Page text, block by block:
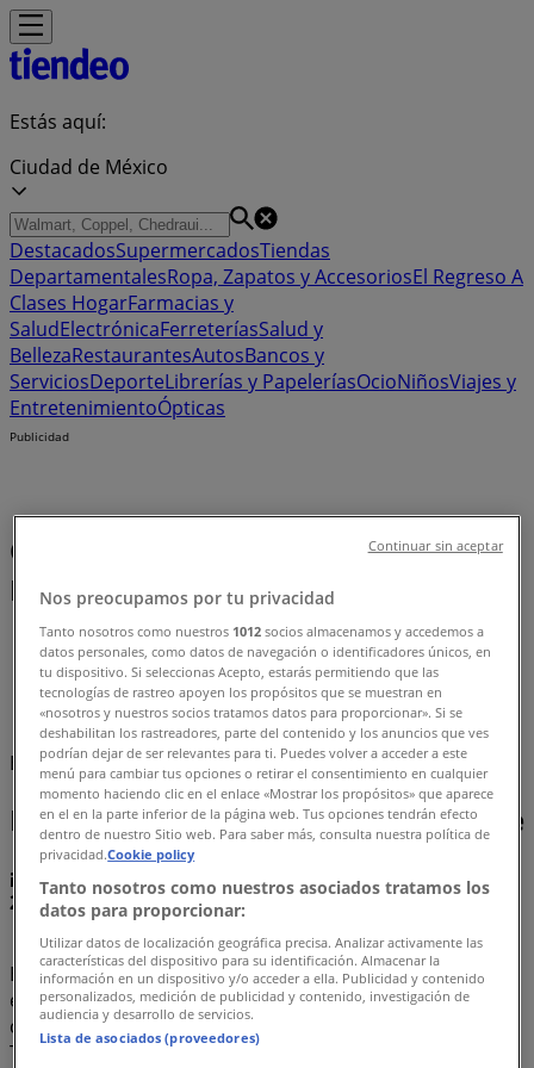
Estás aquí:
Ciudad de México
DestacadosSupermercadosTiendas
DepartamentalesRopa, Zapatos y AccesoriosEl Regreso A
Clases HogarFarmacias y
SaludElectrónicaFerreteríasSalud y
BellezaRestaurantesAutosBancos y
ServiciosDeporteLibrerías y PapeleríasOcioNiñosViajes y
EntretenimientoÓpticas
Publicidad
Comprar Leche - Ofertas,
Promociones y Descuentos (0)
Tiendeo»
Ofertas»
Leche
Estamos a punto de publicar ofertas de Leche
Leche, todas las ofertas a tu alcance
¡Descubre las mejores ofertas para Leche en agosto
2026!
En este mes de agosto del año 2026, estamos
emocionados de ofrecerte las ofertas más atractivas y
competitivas para Leche disponibles en todo México. En
Tiendeo, nuestro objetivo es brindarte acceso a una
Nos preocupamos por tu privacidad
Tanto nosotros como nuestros 1012 socios almacenamos y accedemos a
datos personales, como datos de navegación o identificadores únicos, en
tu dispositivo. Si seleccionas Acepto, estarás permitiendo que las
tecnologías de rastreo apoyen los propósitos que se muestran en
«nosotros y nuestros socios tratamos datos para proporcionar». Si se
deshabilitan los rastreadores, parte del contenido y los anuncios que ves
podrían dejar de ser relevantes para ti. Puedes volver a acceder a este
menú para cambiar tus opciones o retirar el consentimiento en cualquier
momento haciendo clic en el enlace «Mostrar los propósitos» que aparece
en el en la parte inferior de la página web. Tus opciones tendrán efecto
dentro de nuestro Sitio web. Para saber más, consulta nuestra política de
privacidad.Cookie policy
Tanto nosotros como nuestros asociados tratamos los
datos para proporcionar:
Utilizar datos de localización geográfica precisa. Analizar activamente las
características del dispositivo para su identificación. Almacenar la
información en un dispositivo y/o acceder a ella. Publicidad y contenido
personalizados, medición de publicidad y contenido, investigación de
audiencia y desarrollo de servicios.
Lista de asociados (proveedores)
Continuar sin aceptar